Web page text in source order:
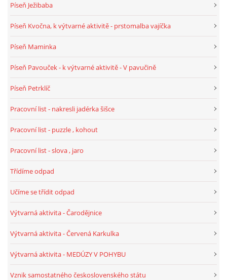
PÍSNĚ K TÉMATU JARO
POHYBOVÉ AKTIVITY NA TÉMA JARO
BÁSNĚ K TÉMATU LÉTO
PÍSNĚ K TÉMATU PODZIM
Píseň Ježibaba
Píseň Kvočna, k výtvarné aktivitě - prstomalba vajíčka
Píseň Maminka
Píseň Pavouček - k výtvarné aktivitě - V pavučině
Píseň Petrklíč
Pracovní list - nakresli jadérka šišce
Pracovní list - puzzle , kohout
Pracovní list - slova , jaro
Třídíme odpad
Učíme se třídit odpad
Výtvarná aktivita - Čarodějnice
Výtvarná aktivita - Červená Karkulka
Výtvarná aktivita - MEDÚZY V POHYBU
Vznik samostatného československého státu